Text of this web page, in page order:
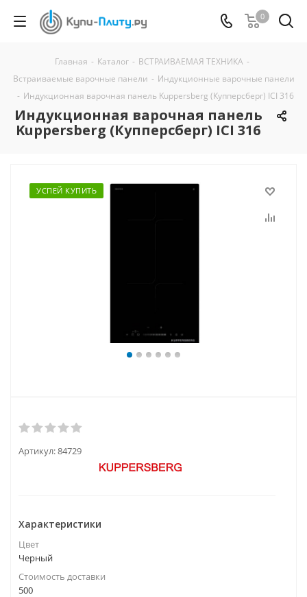
0
Главная - Каталог - ВСТРАИВАЕМАЯ ТЕХНИКА -
Встраиваемые варочные панели - Индукционные варочные панели
- Индукционная варочная панель Kuppersberg (Купперсберг) ICI 316
Индукционная варочная панель
Kuppersberg (Купперсберг) ICI 316
УСПЕЙ КУПИТЬ
Артикул:84729
Характеристики
Цвет
Черный
Стоимость доставки
500